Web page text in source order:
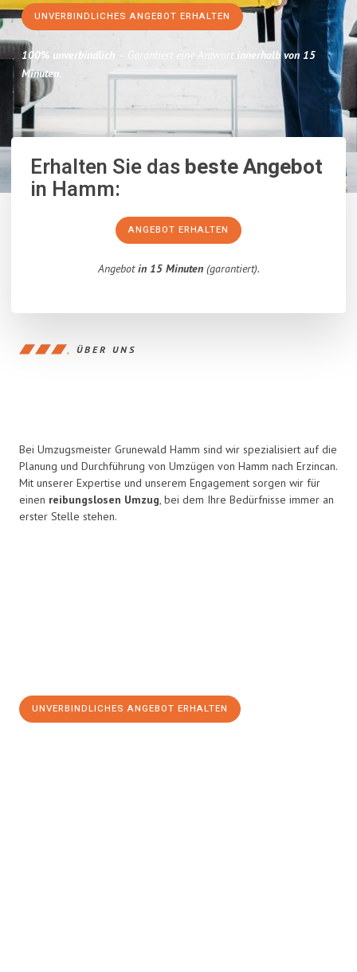
UNVERBINDLICHES ANGEBOT ERHALTEN
100% unverbindlich – Garantiert eine Antwort innerhalb von 15
Minuten.
Erhalten Sie dasbeste Angebot
in Hamm:
ANGEBOT ERHALTEN
Angebotin 15 Minuten(garantiert).
ÜBER UNS
Bei Umzugsmeister Grunewald Hamm sind wir spezialisiert auf die
Planung und Durchführung von Umzügen von Hamm nach Erzincan.
Mit unserer Expertise und unserem Engagement sorgen wir für
einen reibungslosen Umzug, bei dem Ihre Bedürfnisse immer an
erster Stelle stehen.
UNVERBINDLICHES ANGEBOT ERHALTEN